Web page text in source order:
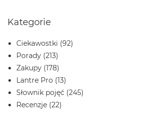
c
o
k
N
e
o
2
5
6
Kategorie
Ciekawostki (92)
Porady (213)
Zakupy (178)
Lantre Pro (13)
Słownik pojęć (245)
Recenzje (22)